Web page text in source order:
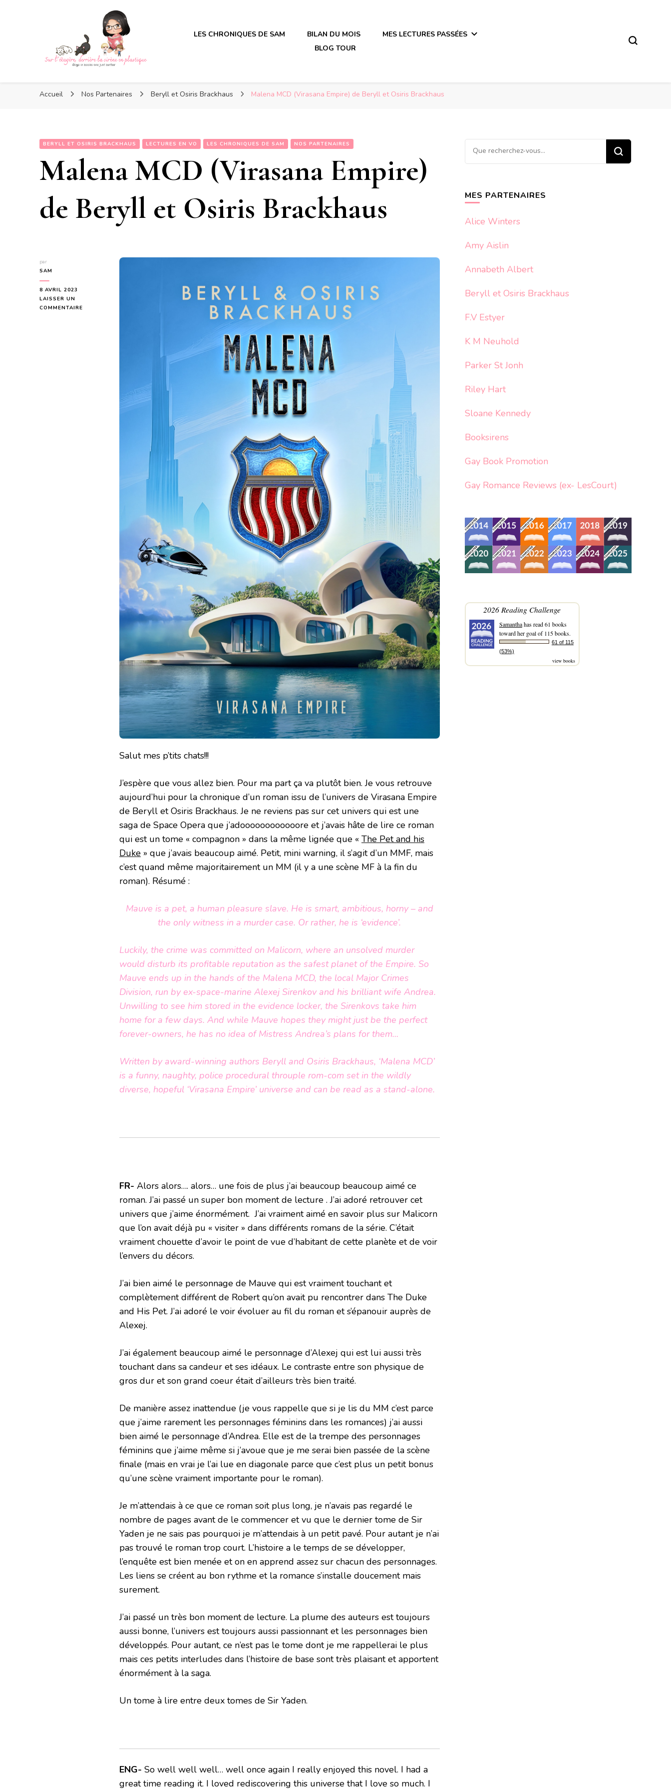
Sur l'étagère, derrière la sirène en plastique
LES CHRONIQUES DE SAM BILAN DU MOIS
MES LECTURES PASSÉES
BLOG TOUR
Accueil Nos Partenaires Beryll et Osiris Brackhaus Malena MCD (Virasana Empire) de Beryll et Osiris Brackhaus
BERYLL ET OSIRIS BRACKHAUS LECTURES EN VO LES CHRONIQUES DE SAM NOS PARTENAIRES
Malena MCD (Virasana Empire)
de Beryll et Osiris Brackhaus
par
SAM
8 AVRIL 2023
LAISSER UN
COMMENTAIRE
Salut mes p’tits chats!!!
J’espère que vous allez bien. Pour ma part ça va plutôt bien. Je vous retrouve
aujourd’hui pour la chronique d’un roman issu de l’univers de Virasana Empire
de Beryll et Osiris Brackhaus. Je ne reviens pas sur cet univers qui est une
saga de Space Opera que j’adoooooooooooore et j’avais hâte de lire ce roman
qui est un tome « compagnon » dans la même lignée que « The Pet and his
Duke » que j’avais beaucoup aimé. Petit, mini warning, il s’agit d’un MMF, mais
c’est quand même majoritairement un MM (il y a une scène MF à la fin du
roman). Résumé :
Mauve is a pet, a human pleasure slave. He is smart, ambitious, horny – and
the only witness in a murder case. Or rather, he is ‘evidence’.
Luckily, the crime was committed on Malicorn, where an unsolved murder
would disturb its profitable reputation as the safest planet of the Empire. So
Mauve ends up in the hands of the Malena MCD, the local Major Crimes
Division, run by ex-space-marine Alexej Sirenkov and his brilliant wife Andrea.
Unwilling to see him stored in the evidence locker, the Sirenkovs take him
home for a few days. And while Mauve hopes they might just be the perfect
forever-owners, he has no idea of Mistress Andrea’s plans for them…
Written by award-winning authors Beryll and Osiris Brackhaus, ‘Malena MCD’
is a funny, naughty, police procedural throuple rom-com set in the wildly
diverse, hopeful ‘Virasana Empire’ universe and can be read as a stand-alone.
FR- Alors alors…. alors… une fois de plus j’ai beaucoup beaucoup aimé ce
roman. J’ai passé un super bon moment de lecture . J’ai adoré retrouver cet
univers que j’aime énormément. J’ai vraiment aimé en savoir plus sur Malicorn
que l’on avait déjà pu « visiter » dans différents romans de la série. C’était
vraiment chouette d’avoir le point de vue d’habitant de cette planète et de voir
l’envers du décors.
J’ai bien aimé le personnage de Mauve qui est vraiment touchant et
complètement différent de Robert qu’on avait pu rencontrer dans The Duke
and His Pet. J’ai adoré le voir évoluer au fil du roman et s’épanouir auprès de
Alexej.
J’ai également beaucoup aimé le personnage d’Alexej qui est lui aussi très
touchant dans sa candeur et ses idéaux. Le contraste entre son physique de
gros dur et son grand coeur était d’ailleurs très bien traité.
De manière assez inattendue (je vous rappelle que si je lis du MM c’est parce
que j’aime rarement les personnages féminins dans les romances) j’ai aussi
bien aimé le personnage d’Andrea. Elle est de la trempe des personnages
féminins que j’aime même si j’avoue que je me serai bien passée de la scène
finale (mais en vrai je l’ai lue en diagonale parce que c’est plus un petit bonus
qu’une scène vraiment importante pour le roman).
Je m’attendais à ce que ce roman soit plus long, je n’avais pas regardé le
nombre de pages avant de le commencer et vu que le dernier tome de Sir
Yaden je ne sais pas pourquoi je m’attendais à un petit pavé. Pour autant je n’ai
pas trouvé le roman trop court. L’histoire a le temps de se développer,
l’enquête est bien menée et on en apprend assez sur chacun des personnages.
Les liens se créent au bon rythme et la romance s’installe doucement mais
surement.
J’ai passé un très bon moment de lecture. La plume des auteurs est toujours
aussi bonne, l’univers est toujours aussi passionnant et les personnages bien
développés. Pour autant, ce n’est pas le tome dont je me rappellerai le plus
mais ces petits interludes dans l’histoire de base sont très plaisant et apportent
énormément à la saga.
Un tome à lire entre deux tomes de Sir Yaden.
ENG- So well well well… well once again I really enjoyed this novel. I had a
great time reading it. I loved rediscovering this universe that I love so much. I
Vous
recherchiez
MES PARTENAIRES
Alice Winters
Amy Aislin
Annabeth Albert
Beryll et Osiris Brackhaus
F.V Estyer
K M Neuhold
Parker St Jonh
Riley Hart
Sloane Kennedy
Booksirens
Gay Book Promotion
Gay Romance Reviews (ex- LesCourt)
2026 Reading Challenge
Samanthahas read 61 books
toward her goal of 115 books.
61 of 115
(53%)
view books